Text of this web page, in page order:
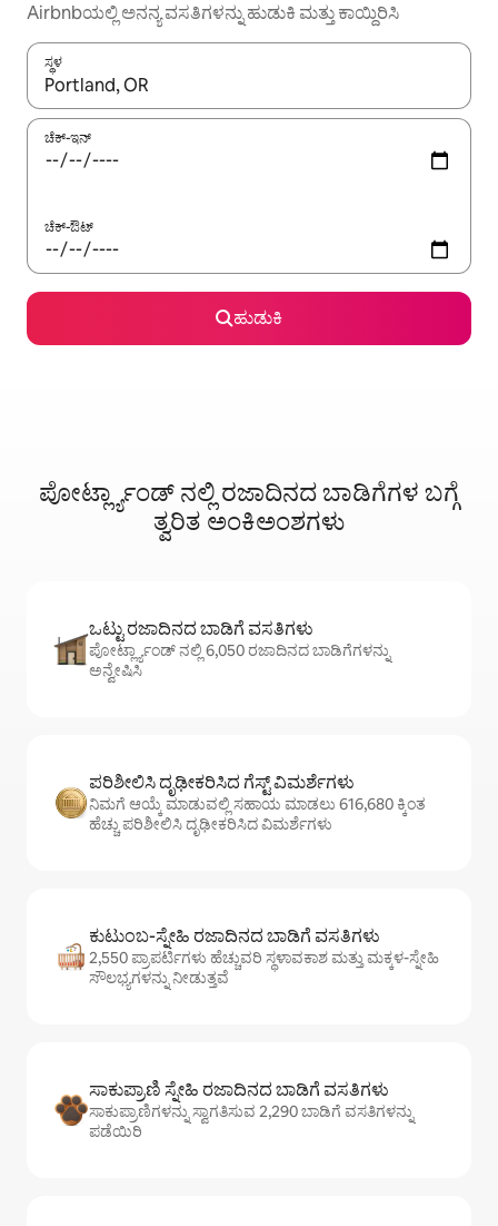
Airbnbಯಲ್ಲಿ ಅನನ್ಯ ವಸತಿಗಳನ್ನು ಹುಡುಕಿ ಮತ್ತು ಕಾಯ್ದಿರಿಸಿ
ಸ್ಥಳ
ಫಲಿತಾಂಶಗಳು ಲಭ್ಯವಿರುವಾಗ, ಅಪ್ ಮತ್ತು ಡೌನ್ ಬಾಣದ ಕೀಲಿಗಳೊಂದಿಗೆ
ಚೆಕ್-ಇನ್
ಚೆಕ್-ಔಟ್
ಹುಡುಕಿ
ಪೋರ್ಟ್ಲ್ಯಾಂಡ್ ನಲ್ಲಿ ರಜಾದಿನದ ಬಾಡಿಗೆಗಳ ಬಗ್ಗೆ
ತ್ವರಿತ ಅಂಕಿಅಂಶಗಳು
ಒಟ್ಟು ರಜಾದಿನದ ಬಾಡಿಗೆ ವಸತಿಗಳು
ಪೋರ್ಟ್ಲ್ಯಾಂಡ್ ನಲ್ಲಿ 6,050 ರಜಾದಿನದ ಬಾಡಿಗೆಗಳನ್ನು
ಅನ್ವೇಷಿಸಿ
ಪರಿಶೀಲಿಸಿ ದೃಢೀಕರಿಸಿದ ಗೆಸ್ಟ್ ವಿಮರ್ಶೆಗಳು
ನಿಮಗೆ ಆಯ್ಕೆ ಮಾಡುವಲ್ಲಿ ಸಹಾಯ ಮಾಡಲು 616,680 ಕ್ಕಿಂತ
ಹೆಚ್ಚು ಪರಿಶೀಲಿಸಿ ದೃಢೀಕರಿಸಿದ ವಿಮರ್ಶೆಗಳು
ಕುಟುಂಬ-ಸ್ನೇಹಿ ರಜಾದಿನದ ಬಾಡಿಗೆ ವಸತಿಗಳು
2,550 ಪ್ರಾಪರ್ಟಿಗಳು ಹೆಚ್ಚುವರಿ ಸ್ಥಳಾವಕಾಶ ಮತ್ತು ಮಕ್ಕಳ-ಸ್ನೇಹಿ
ಸೌಲಭ್ಯಗಳನ್ನು ನೀಡುತ್ತವೆ
ಸಾಕುಪ್ರಾಣಿ ಸ್ನೇಹಿ ರಜಾದಿನದ ಬಾಡಿಗೆ ವಸತಿಗಳು
ಸಾಕುಪ್ರಾಣಿಗಳನ್ನು ಸ್ವಾಗತಿಸುವ 2,290 ಬಾಡಿಗೆ ವಸತಿಗಳನ್ನು
ಪಡೆಯಿರಿ